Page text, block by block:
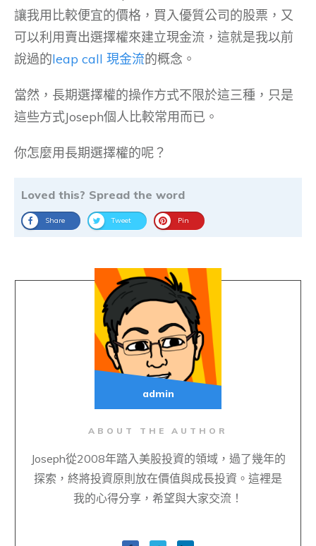
讓我用比較便宜的價格，買入優質公司的股票，又
可以利用賣出選擇權來建立現金流，這就是我以前
說過的leap call 現金流的概念。
當然，長期選擇權的操作方式不限於這三種，只是
這些方式Joseph個人比較常用而已。
你怎麼用長期選擇權的呢？
Loved this? Spread the word
Share Tweet Pin
ABOUT THE AUTHOR
Joseph從2008年踏入美股投資的領域，過了幾年的
探索，終將投資原則放在價值與成長投資。這裡是
我的心得分享，希望與大家交流！
admin